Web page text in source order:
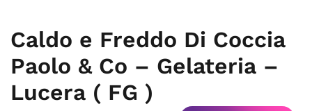
Caldo e Freddo Di Coccia
Paolo & Co – Gelateria –
Lucera ( FG )